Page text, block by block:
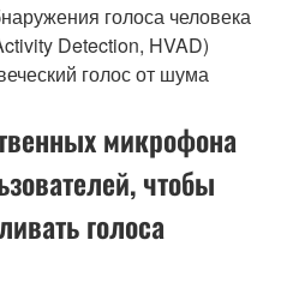
голоса человека
Detection, HVAD)
голос от шума
микрофона
чтобы
голоса